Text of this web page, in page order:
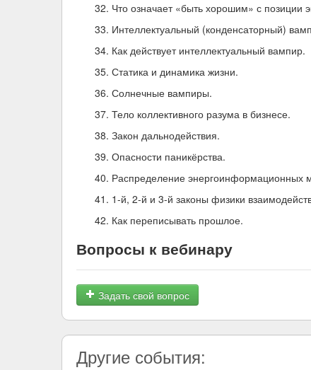
Что означает «быть хорошим» с позиции
Интеллектуальный (конденсаторный)
Как действует интеллектуальный вампир.
Статика и динамика жизни.
Солнечные вампиры.
Тело коллективного разума в бизнесе.
Закон дальнодействия.
Опасности паникёрства.
Распределение энергоинформационных
1-й, 2-й и 3-й законы физики
Как переписывать прошлое.
Вопросы к вебинару
Задать свой вопрос
Другие события: